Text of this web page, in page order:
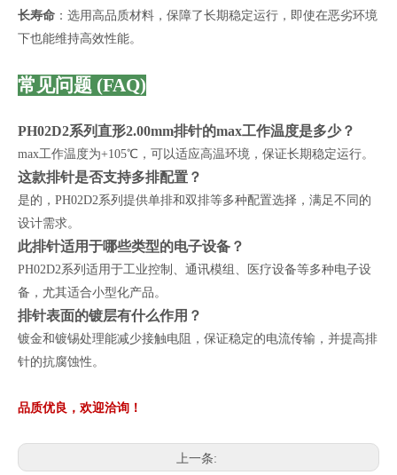
长寿命 ：选用高品质材料，保障了长期稳定运行，即使在恶劣环境
下也能维持高效性能。
常见问题 (FAQ)
PH02D2系列直形2.00mm排针的max工作温度是多少？
max工作温度为+105℃，可以适应高温环境，保证长期稳定运行。
这款排针是否支持多排配置？
是的，PH02D2系列提供单排和双排等多种配置选择，满足不同的
设计需求。
此排针适用于哪些类型的电子设备？
PH02D2系列适用于工业控制、通讯模组、医疗设备等多种电子设
备，尤其适合小型化产品。
排针表面的镀层有什么作用？
镀金和镀锡处理能减少接触电阻，保证稳定的电流传输，并提高排
针的抗腐蚀性。
品质优良，欢迎洽询！
上一条: